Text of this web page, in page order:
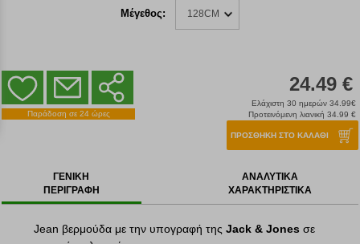
Μέγεθος: 128CM
Παράδοση σε 24 ώρες
24.49 €
Ελάχιστη 30 ημερών 34.99€
Προτεινόμενη λιανική 34.99 €
ΠΡΟΣΘΗΚΗ ΣΤΟ ΚΑΛΑΘΙ
ΓΕΝΙΚΗ
ΠΕΡΙΓΡΑΦΗ
ΑΝΑΛΥΤΙΚΑ
ΧΑΡΑΚΤΗΡΙΣΤΙΚΑ
Jean βερμούδα με την υπογραφή τηςJack & Jones σε